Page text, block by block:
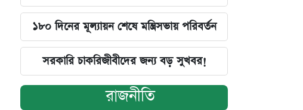
১৮০ দিনের মূল্যায়ন শেষে মন্ত্রিসভায় পরিবর্তন
সরকারি চাকরিজীবীদের জন্য বড় সুখবর!
রাজনীতি